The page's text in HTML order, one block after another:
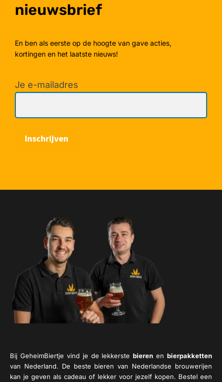
nieuwsbrief
En ben als eerste op de hoogte van gave acties,
kortingen en het laatste nieuws!
Je e-mailadres
Bij GeheimBiertje vind je de lekkerstebieren en bierpakketten
van Nederland. De beste bieren van Nederlandse brouwerijen
kan je geven als cadeau of lekker voor jezelf kopen. Bestel een